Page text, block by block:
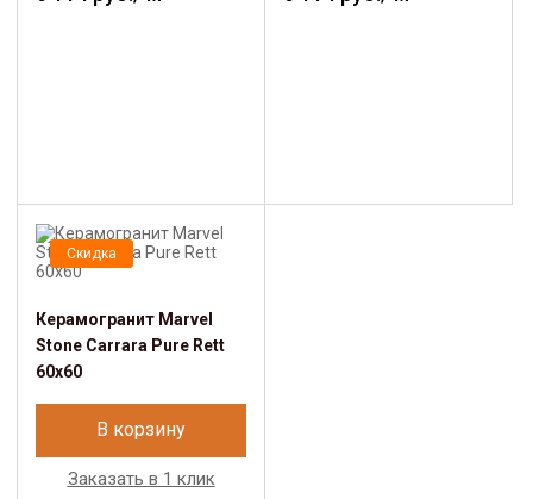
Скидка
Керамогранит Marvel
Stone Carrara Pure Rett
60x60
В корзину
Заказать в 1 клик